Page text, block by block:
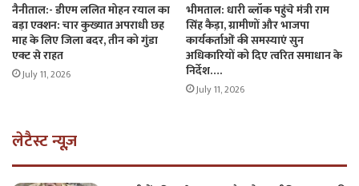
नैनीताल:- डीएम ललित मोहन रयाल का
बड़ा एक्शन: चार कुख्यात अपराधी छह
माह के लिए जिला बदर, तीन को गुंडा
एक्ट से राहत
July 11, 2026
भीमताल: धारी ब्लॉक पहुंचे मंत्री राम
सिंह कैड़ा, ग्रामीणों और भाजपा
कार्यकर्ताओं की समस्याएं सुन
अधिकारियों को दिए त्वरित समाधान के
निर्देश….
July 11, 2026
लेटैस्ट न्यूज़